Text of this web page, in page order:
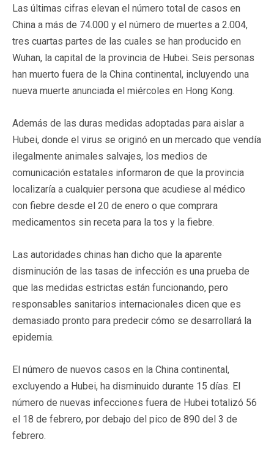
Las últimas cifras elevan el número total de casos en
China a más de 74.000 y el número de muertes a 2.004,
tres cuartas partes de las cuales se han producido en
Wuhan, la capital de la provincia de Hubei. Seis personas
han muerto fuera de la China continental, incluyendo una
nueva muerte anunciada el miércoles en Hong Kong.
Además de las duras medidas adoptadas para aislar a
Hubei, donde el virus se originó en un mercado que vendía
ilegalmente animales salvajes, los medios de
comunicación estatales informaron de que la provincia
localizaría a cualquier persona que acudiese al médico
con fiebre desde el 20 de enero o que comprara
medicamentos sin receta para la tos y la fiebre.
Las autoridades chinas han dicho que la aparente
disminución de las tasas de infección es una prueba de
que las medidas estrictas están funcionando, pero
responsables sanitarios internacionales dicen que es
demasiado pronto para predecir cómo se desarrollará la
epidemia.
El número de nuevos casos en la China continental,
excluyendo a Hubei, ha disminuido durante 15 días. El
número de nuevas infecciones fuera de Hubei totalizó 56
el 18 de febrero, por debajo del pico de 890 del 3 de
febrero.